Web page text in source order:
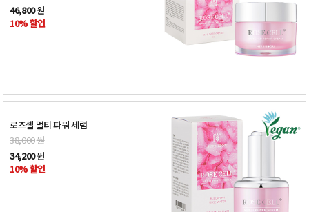
46,800원
10% 할인
로즈셀 멀티 파워 세럼
38,000원
34,200원
10% 할인